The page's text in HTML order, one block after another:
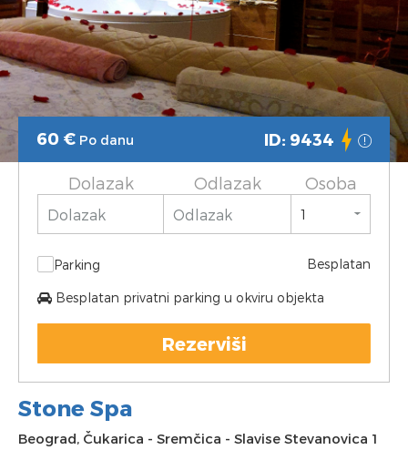
60 € Po danu ID: 9434
Dolazak Odlazak Osoba
Parking Besplatan
Besplatan privatni parking u okviru objekta
Rezerviši
Stone Spa
Beograd, Čukarica - Sremčica - Slavise Stevanovica 1